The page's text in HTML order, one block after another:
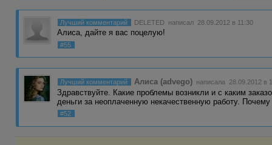
Лучший комментарий DELETED написал 28.09.2012 в 11:30
Алиса, дайте я вас поцелую!
#55
Лучший комментарий Алиса (advego) написала 28.09.2012 в
Здравствуйте. Какие проблемы возникли и с каким
деньги за неоплаченную некачественную работу.
#52